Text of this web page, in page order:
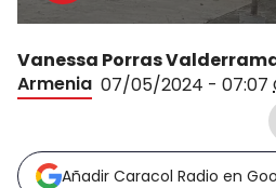
Vanessa Porras
Armenia 07/05/2024 - 07:07
Añadir Caracol Radio en